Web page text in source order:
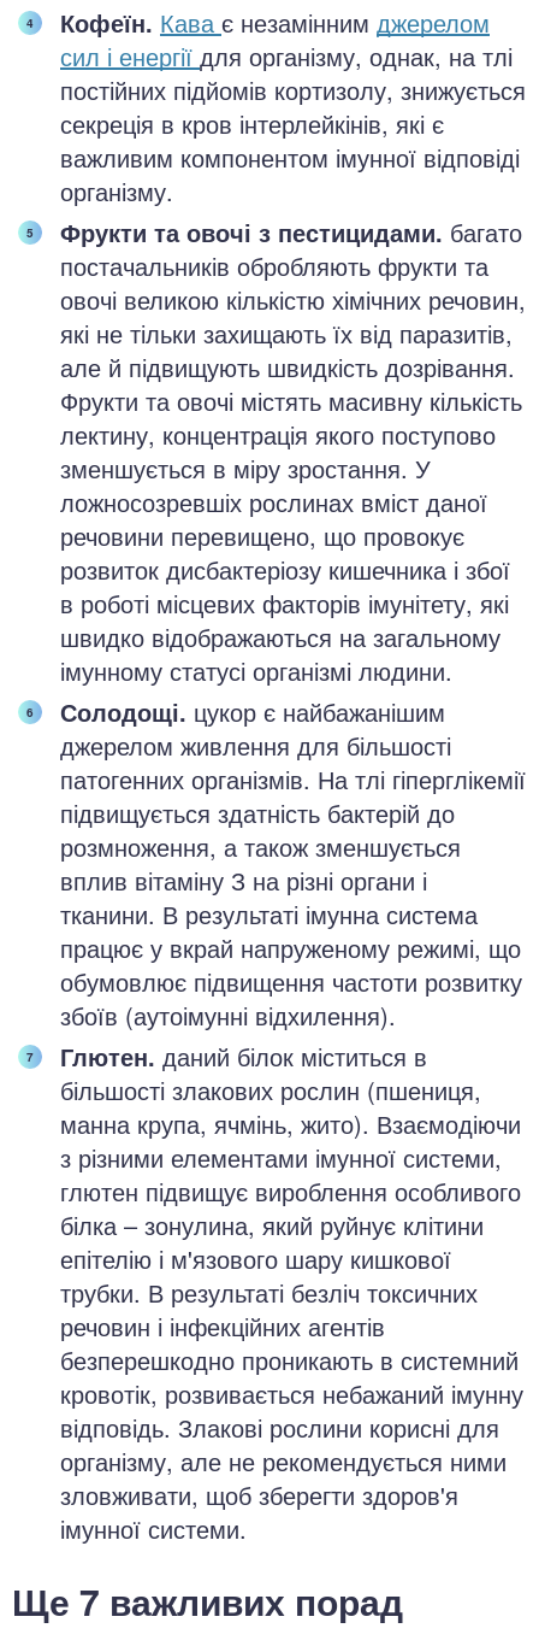
Кофеїн. Кава є незамінним джерелом
сил і енергії для організму, однак, на тлі
постійних підйомів кортизолу, знижується
секреція в кров інтерлейкінів, які є
важливим компонентом імунної відповіді
організму.
Фрукти та овочі з пестицидами. багато
постачальників обробляють фрукти та
овочі великою кількістю хімічних речовин,
які не тільки захищають їх від паразитів,
але й підвищують швидкість дозрівання.
Фрукти та овочі містять масивну кількість
лектину, концентрація якого поступово
зменшується в міру зростання. У
ложносозревшіх рослинах вміст даної
речовини перевищено, що провокує
розвиток дисбактеріозу кишечника і збої
в роботі місцевих факторів імунітету, які
швидко відображаються на загальному
імунному статусі організмі людини.
Солодощі. цукор є найбажанішим
джерелом живлення для більшості
патогенних організмів. На тлі гіперглікемії
підвищується здатність бактерій до
розмноження, а також зменшується
вплив вітаміну З на різні органи і
тканини. В результаті імунна система
працює у вкрай напруженому режимі, що
обумовлює підвищення частоти розвитку
збоїв (аутоімунні відхилення).
Глютен. даний білок міститься в
більшості злакових рослин (пшениця,
манна крупа, ячмінь, жито). Взаємодіючи
з різними елементами імунної системи,
глютен підвищує вироблення особливого
білка – зонулина, який руйнує клітини
епітелію і м'язового шару кишкової
трубки. В результаті безліч токсичних
речовин і інфекційних агентів
безперешкодно проникають в системний
кровотік, розвивається небажаний імунну
відповідь. Злакові рослини корисні для
організму, але не рекомендується ними
зловживати, щоб зберегти здоров'я
імунної системи.
Ще 7 важливих порад